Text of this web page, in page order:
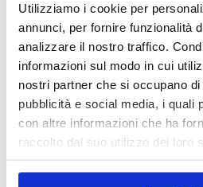
Utilizziamo i cookie per
annunci, per fornire funzionalità
analizzare il nostro traffico.
informazioni sul modo in cui
nostri partner che si occupano di
pubblicità e social media, i quali
con altre informazioni che ha
raccolto dal suo utilizzo dei loro
Coface